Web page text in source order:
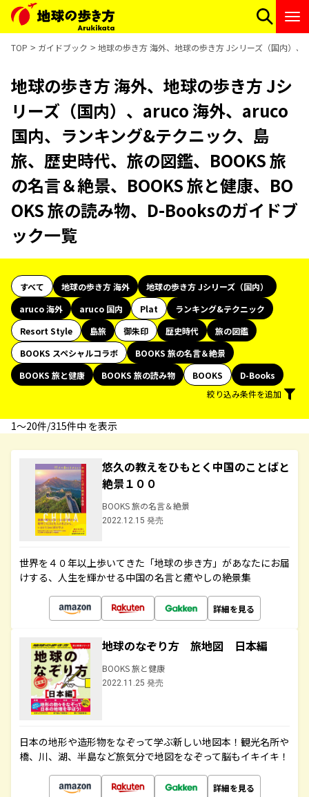
TOP ガイドブック 地球の歩き方 海外、地球の歩き方 Jシリーズ（国内）
地球の歩き方 海外、地球の歩き方 Jシ
リーズ（国内）、aruco 海外、aruco
国内、ランキング&テクニック、島
旅、歴史時代、旅の図鑑、BOOKS 旅
の名言＆絶景、BOOKS 旅と健康、BO
OKS 旅の読み物、D-Booksのガイドブ
ック一覧
すべて 地球の歩き方 海外
地球の歩き方 Jシリーズ（国内）
aruco 海外
aruco 国内 Plat
ランキング&テクニック
Resort Style
島旅 御朱印 歴史時代
旅の図鑑
BOOKS スペシャルコラボ
BOOKS 旅の名言＆絶景
BOOKS 旅と健康
BOOKS 旅の読み物 BOOKS
D-Books
絞り込み条件を追加
1〜20件/315件中 を表示
悠久の教えをひもとく中国のことばと
絶景１００
BOOKS 旅の名言＆絶景
2022.12.15 発売
世界を４０年以上歩いてきた「地球の歩き方」があなたにお届
けする、人生を輝かせる中国の名言と癒やしの絶景集
詳細を見る
地球のなぞり方 旅地図 日本編
BOOKS 旅と健康
2022.11.25 発売
日本の地形や造形物をなぞって学ぶ新しい地図本！観光名所や
橋、川、湖、半島など旅気分で地図をなぞって脳もイキイキ！
詳細を見る